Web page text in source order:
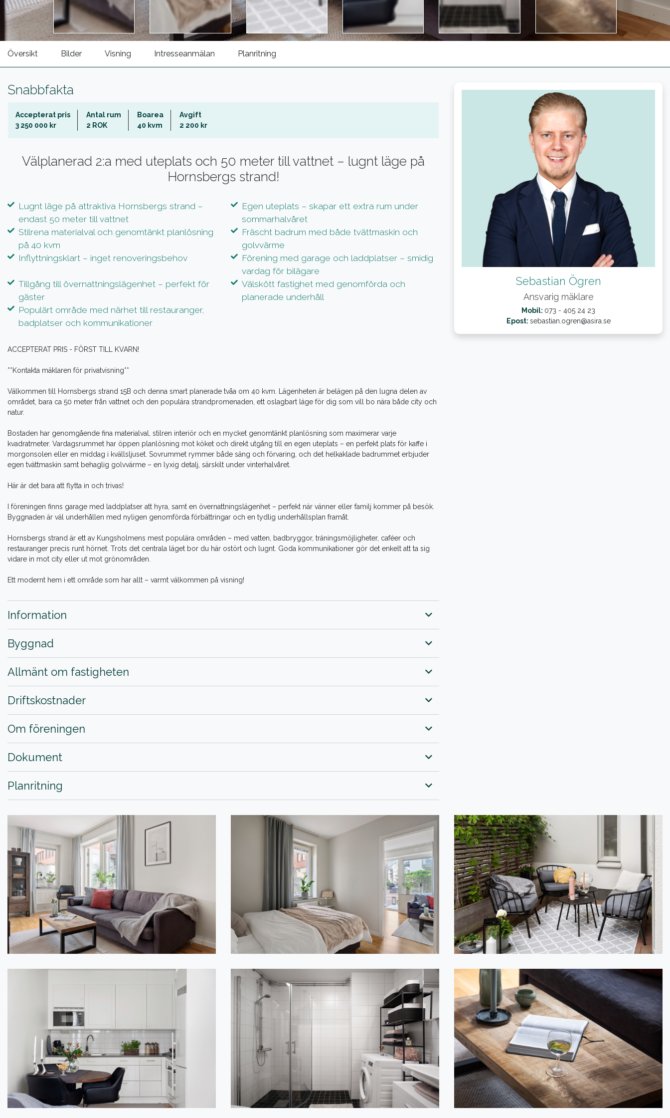
Översikt Bilder Visning Intresseanmälan Planritning
Snabbfakta
Accepterat pris
3 250 000 kr
Antal rum
2 ROK
Boarea
40 kvm
Avgift
2 200 kr
Välplanerad 2:a med uteplats och 50 meter till vattnet – lugnt läge på
Hornsbergs strand!
Lugnt läge på attraktiva Hornsbergs strand –
endast 50 meter till vattnet
Egen uteplats – skapar ett extra rum under
sommarhalvåret
Stilrena materialval och genomtänkt planlösning
på 40 kvm
Fräscht badrum med både tvättmaskin och
golvvärme
Inflyttningsklart – inget renoveringsbehov
Förening med garage och laddplatser – smidig
vardag för bilägare
Tillgång till övernattningslägenhet – perfekt för
gäster
Välskött fastighet med genomförda och
planerade underhåll
Populärt område med närhet till restauranger,
badplatser och kommunikationer
ACCEPTERAT PRIS - FÖRST TILL KVARN!
**Kontakta mäklaren för privatvisning**
Välkommen till Hornsbergs strand 15B och denna smart planerade tvåa om 40 kvm. Lägenheten är belägen på den lugna delen av
området, bara ca 50 meter från vattnet och den populära strandpromenaden, ett oslagbart läge för dig som vill bo nära både city och
natur.
Bostaden har genomgående fina materialval, stilren interiör och en mycket genomtänkt planlösning som maximerar varje
kvadratmeter. Vardagsrummet har öppen planlösning mot köket och direkt utgång till en egen uteplats – en perfekt plats för kaffe i
morgonsolen eller en middag i kvällsljuset. Sovrummet rymmer både säng och förvaring, och det helkaklade badrummet erbjuder
egen tvättmaskin samt behaglig golvvärme – en lyxig detalj, särskilt under vinterhalvåret.
Här är det bara att flytta in och trivas!
I föreningen finns garage med laddplatser att hyra, samt en övernattningslägenhet – perfekt när vänner eller familj kommer på besök.
Byggnaden är väl underhållen med nyligen genomförda förbättringar och en tydlig underhållsplan framåt.
Hornsbergs strand är ett av Kungsholmens mest populära områden – med vatten, badbryggor, träningsmöjligheter, caféer och
restauranger precis runt hörnet. Trots det centrala läget bor du här ostört och lugnt. Goda kommunikationer gör det enkelt att ta sig
vidare in mot city eller ut mot grönområden.
Ett modernt hem i ett område som har allt – varmt välkommen på visning!
Information
Byggnad
Allmänt om fastigheten
Driftskostnader
Om föreningen
Dokument
Planritning
Sebastian Ögren
Ansvarig mäklare
Mobil: 073 - 405 24 23
Epost: sebastian.ogren@asira.se